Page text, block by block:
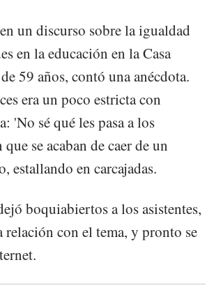
un discurso sobre la igualdad
en la educación en la Casa
59 años, contó una anécdota.
era un poco estricta con
'No sé qué les pasa a los
se acaban de caer de un
estallando en carcajadas.
boquiabiertos a los asistentes,
relación con el tema, y pronto se